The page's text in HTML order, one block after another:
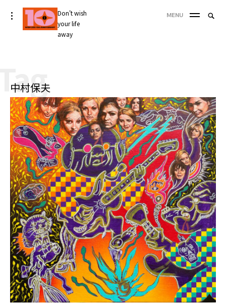
Skip
to
Don't wish
your life
away
toggle
open/close
sidebar
MENU
中村保夫